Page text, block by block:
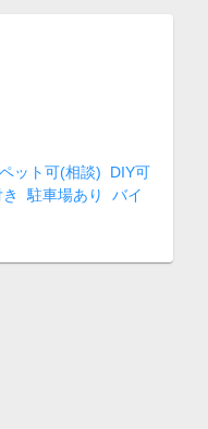
ペット可(相談)
DIY可
駐車場あり
バイ